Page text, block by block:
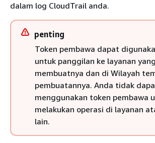
dalam log CloudTrail anda.
penting
Token pembawa dapat
untuk panggilan ke layanan yang
membuatnya dan di Wilayah
pembuatannya. Anda tidak
menggunakan token pembawa
melakukan operasi di layanan
lain.